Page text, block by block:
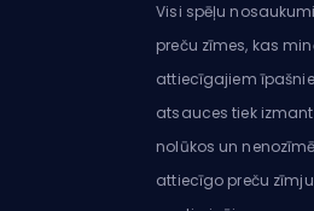
Visi spēļu
preču zīmes, kas
attiecīgajiem
atsauces tiek
nolūkos un
attiecīgo preču